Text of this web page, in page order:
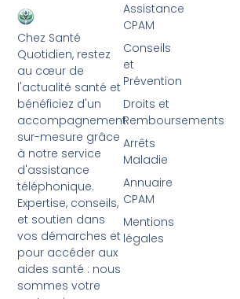
Chez Santé
Quotidien, restez
au cœur de
l'actualité santé et
bénéficiez d'un
accompagnement
sur-mesure grâce
à notre service
d'assistance
téléphonique.
Expertise, conseils,
et soutien dans
vos démarches et
pour accéder aux
aides santé : nous
sommes votre
Assistance
CPAM
Conseils
et
Prévention
Droits et
Remboursements
Arrêts
Maladie
Annuaire
CPAM
Mentions
légales